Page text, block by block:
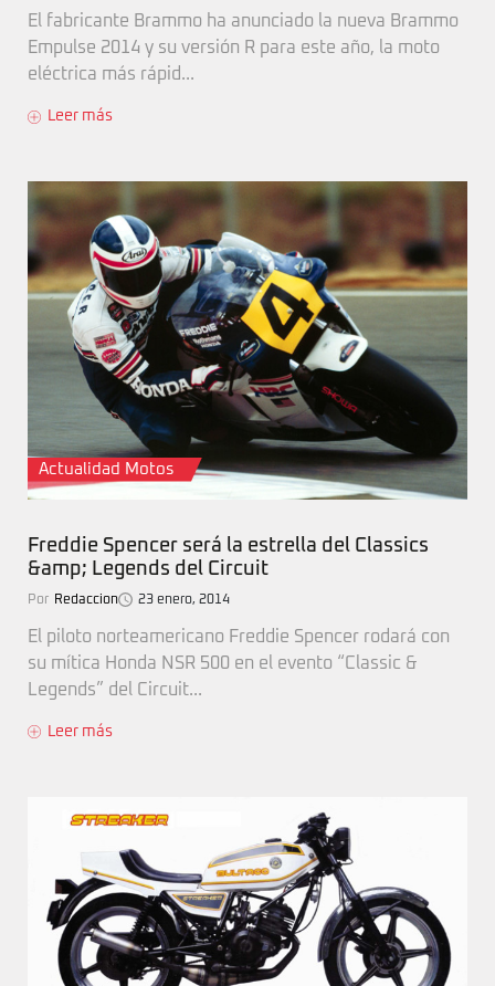
El fabricante Brammo ha anunciado la nueva Brammo
Empulse 2014 y su versión R para este año, la moto
eléctrica más rápid...
Leer más
Actualidad Motos
Freddie Spencer será la estrella del Classics
&amp; Legends del Circuit
Por Redaccion 23 enero, 2014
El piloto norteamericano Freddie Spencer rodará con
su mítica Honda NSR 500 en el evento “Classic &
Legends” del Circuit...
Leer más